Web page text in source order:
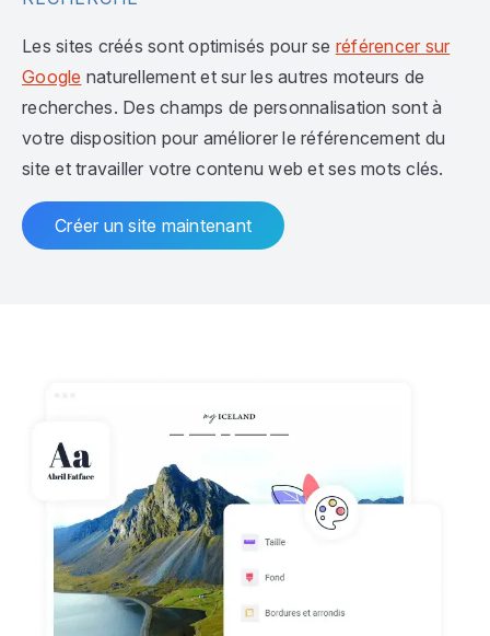
Les sites créés sont optimisés pour se référencer sur
Google naturellement et sur les autres moteurs de
recherches. Des champs de personnalisation sont à
votre disposition pour améliorer le référencement du
site et travailler votre contenu web et ses mots clés.
Créer un site maintenant